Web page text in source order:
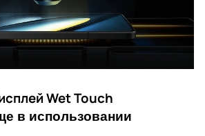
Wet Touch
в использовании